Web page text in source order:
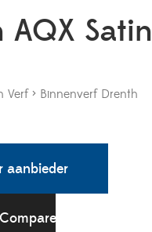
AQX Satin
Verf > Binnenverf Drenth
aanbieder
Compare